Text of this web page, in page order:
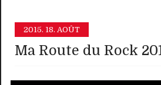
2015. 18. AOÛT
Ma Route du Rock